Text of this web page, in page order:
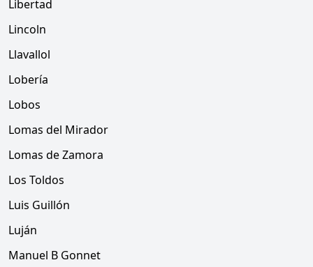
Libertad
Lincoln
Llavallol
Lobería
Lobos
Lomas del Mirador
Lomas de Zamora
Los Toldos
Luis Guillón
Luján
Manuel B Gonnet